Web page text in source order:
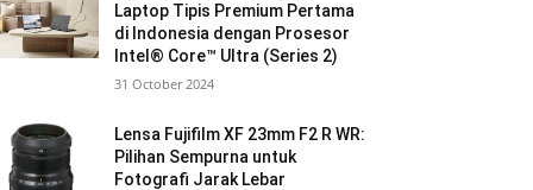
Laptop Tipis Premium Pertama
di Indonesia dengan Prosesor
Intel® Core™ Ultra (Series 2)
31 October 2024
Lensa Fujifilm XF 23mm F2 R WR:
Pilihan Sempurna untuk
Fotografi Jarak Lebar